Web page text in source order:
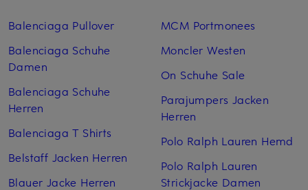
Balenciaga Pullover
Balenciaga Schuhe
Damen
Balenciaga Schuhe
Herren
Balenciaga T Shirts
Belstaff Jacken Herren
Blauer Jacke Herren
MCM Portmonees
Moncler Westen
On Schuhe Sale
Parajumpers Jacken
Herren
Polo Ralph Lauren Hemd
Polo Ralph Lauren
Strickjacke Damen